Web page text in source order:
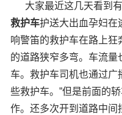
大家最近这几天看到有
救护车护送大出血孕妇在
响警笛的救护车在路上
的道路狭窄多弯。车流量
车。救护车司机也通过广
些救护车。”但是前面的
作。还多次开到道路中间